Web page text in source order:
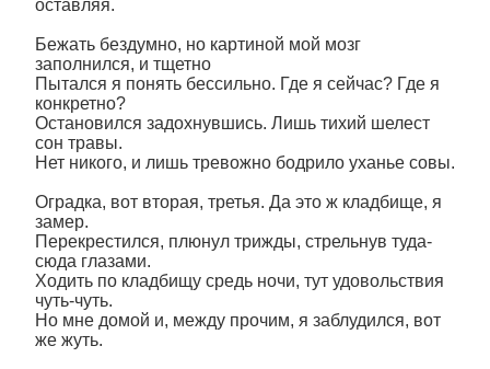
оставляя.
Бежать бездумно, но картиной мой мозг
заполнился, и тщетно
Пытался я понять бессильно. Где я сейчас? Где я
конкретно?
Остановился задохнувшись. Лишь тихий шелест
сон травы.
Нет никого, и лишь тревожно бодрило уханье совы.
Оградка, вот вторая, третья. Да это ж кладбище, я
замер.
Перекрестился, плюнул трижды, стрельнув туда-
сюда глазами.
Ходить по кладбищу средь ночи, тут удовольствия
чуть-чуть.
Но мне домой и, между прочим, я заблудился, вот
же жуть.